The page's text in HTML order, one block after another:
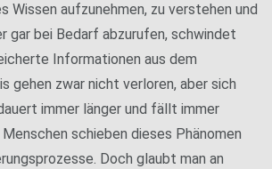
Wissen aufzunehmen, zu verstehen und
gar bei Bedarf abzurufen, schwindet
Informationen aus dem
gehen zwar nicht verloren, aber sich
immer länger und fällt immer
schieben dieses Phänomen
Doch glaubt man an